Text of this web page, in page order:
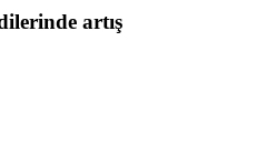
artış